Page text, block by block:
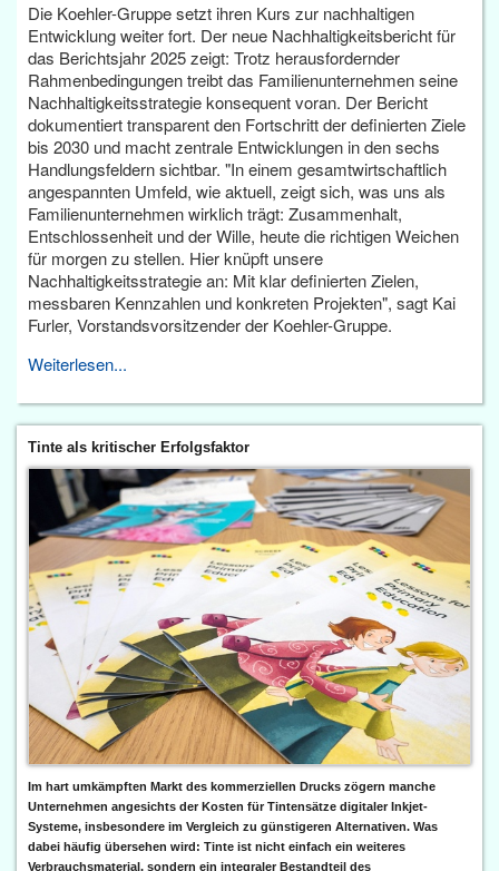
Die Koehler-Gruppe setzt ihren Kurs zur nachhaltigen
Entwicklung weiter fort. Der neue Nachhaltigkeitsbericht für
das Berichtsjahr 2025 zeigt: Trotz herausfordernder
Rahmenbedingungen treibt das Familienunternehmen seine
Nachhaltigkeitsstrategie konsequent voran. Der Bericht
dokumentiert transparent den Fortschritt der definierten Ziele
bis 2030 und macht zentrale Entwicklungen in den sechs
Handlungsfeldern sichtbar. "In einem gesamtwirtschaftlich
angespannten Umfeld, wie aktuell, zeigt sich, was uns als
Familienunternehmen wirklich trägt: Zusammenhalt,
Entschlossenheit und der Wille, heute die richtigen Weichen
für morgen zu stellen. Hier knüpft unsere
Nachhaltigkeitsstrategie an: Mit klar definierten Zielen,
messbaren Kennzahlen und konkreten Projekten", sagt Kai
Furler, Vorstandsvorsitzender der Koehler-Gruppe.
Weiterlesen...
Tinte als kritischer Erfolgsfaktor
Im hart umkämpften Markt des kommerziellen Drucks zögern manche
Unternehmen angesichts der Kosten für Tintensätze digitaler Inkjet-
Systeme, insbesondere im Vergleich zu günstigeren Alternativen. Was
dabei häufig übersehen wird: Tinte ist nicht einfach ein weiteres
Verbrauchsmaterial, sondern ein integraler Bestandteil des